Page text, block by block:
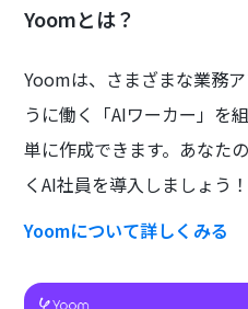
Yoomとは？
Yoomは、さまざまな業務
うに働く「AIワーカー」を
単に作成できます。あなた
くAI社員を導入しましょう！
Yoomについて詳しくみる